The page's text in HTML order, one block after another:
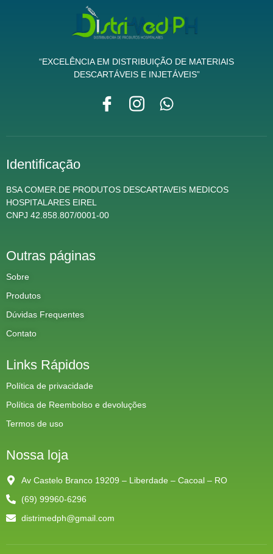
“EXCELÊNCIA EM DISTRIBUIÇÃO DE MATERIAIS
DESCARTÁVEIS E INJETÁVEIS”
Identificação
BSA COMER.DE PRODUTOS DESCARTAVEIS MEDICOS
HOSPITALARES EIREL
CNPJ 42.858.807/0001-00
Outras páginas
Sobre
Produtos
Dúvidas Frequentes
Contato
Links Rápidos
Política de privacidade
Política de Reembolso e devoluções
Termos de uso
Nossa loja
Av Castelo Branco 19209 – Liberdade – Cacoal – RO
(69) 99960-6296
distrimedph@gmail.com